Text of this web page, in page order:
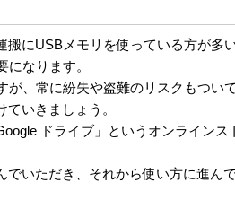
搬にUSBメモリを使っている方が多
になります。
が、常に紛失や盗難のリスクもつい
いきましょう。
ドライブ」というオンライン
でいただき、それから使い方に進ん